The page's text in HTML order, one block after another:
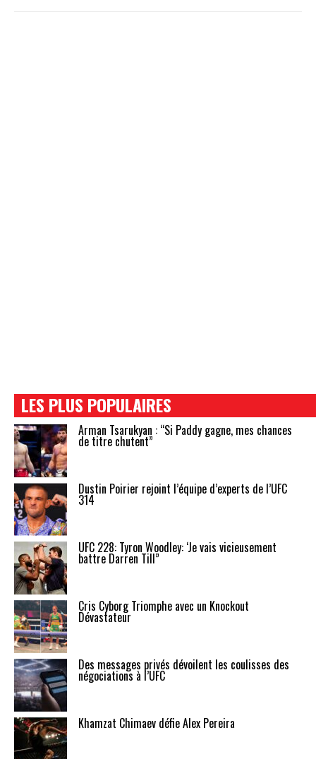
LES PLUS POPULAIRES
Arman Tsarukyan : “Si Paddy gagne, mes chances
de titre chutent”
Dustin Poirier rejoint l’équipe d’experts de l’UFC
314
UFC 228: Tyron Woodley: ‘Je vais vicieusement
battre Darren Till”
Cris Cyborg Triomphe avec un Knockout
Dévastateur
Des messages privés dévoilent les coulisses des
négociations à l’UFC
Khamzat Chimaev défie Alex Pereira